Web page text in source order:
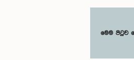
මෙම පිටුව